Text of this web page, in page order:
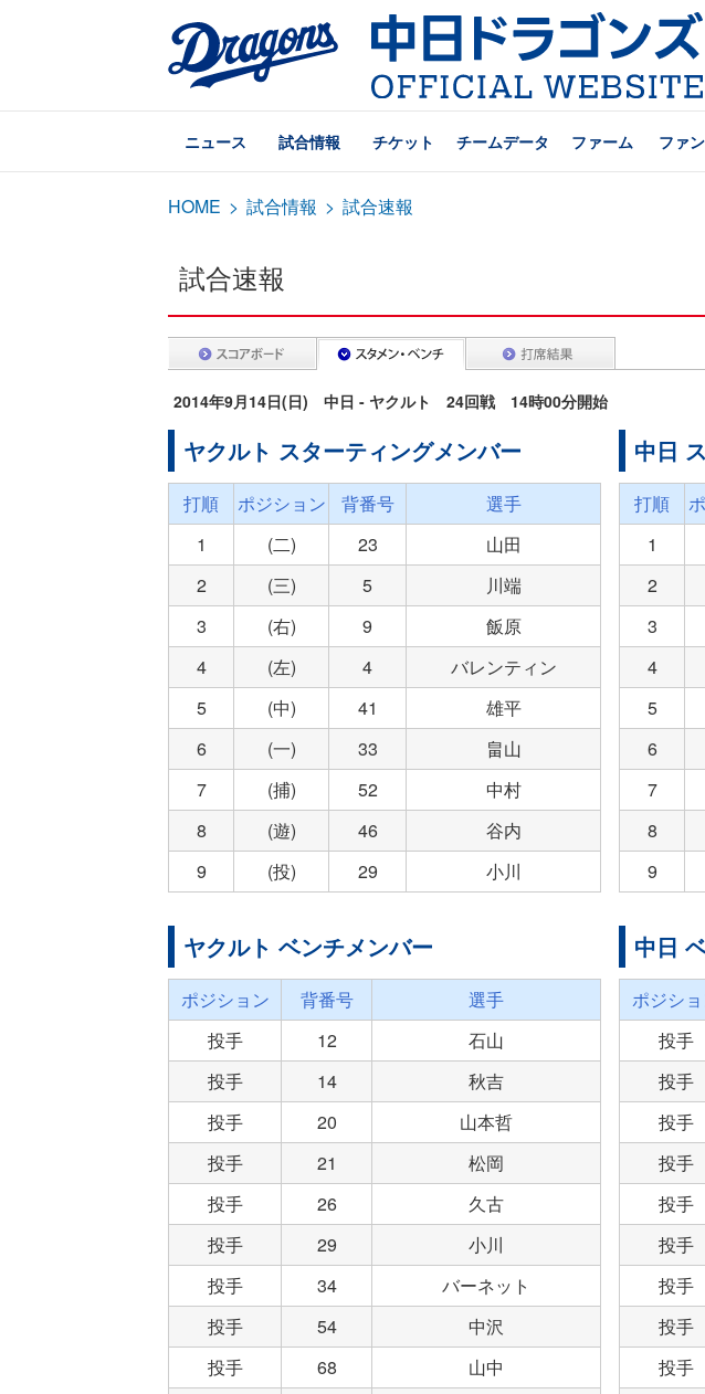
ニュース 試合情報 チケット チームデータ ファーム ファ
HOME > 試合情報 > 試合速報
試合速報
2014年9月14日(日) 中日 - ヤクルト 24回戦 14時00分開始
ヤクルト スターティングメンバー
打順 ポジション 背番号
選手
1
(二) 23
山田
2
(三) 5
川端
3
(右) 9
飯原
4
(左) 4
バレンティン
5
(中) 41
雄平
6
(一) 33
畠山
7
(捕) 52
中村
8
(遊) 46
谷内
9
(投) 29 小川
中日
打順
1
2
3
4
5
6
7
8
9
ヤクルト ベンチメンバー
ポジション 背番号
選手
投手
12
石山
投手
14
秋吉
投手
20
山本哲
投手
21
松岡
投手
26
久古
投手
29
小川
投手
34
バーネット
投手
54
中沢
投手
68
山中
中日
ポジシ
投手
投手
投手
投手
投手
投手
投手
投手
投手